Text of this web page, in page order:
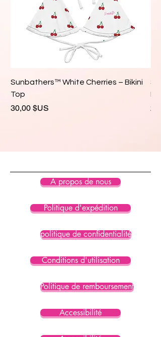
Sunbathers™ White Cherries – Bikini
Top
Prix
30,00 $US Prix
À propos de nous
Politique d'expédition
politique de confidentialité
Conditions d'utilisation
Politique de remboursement
Accessibilité